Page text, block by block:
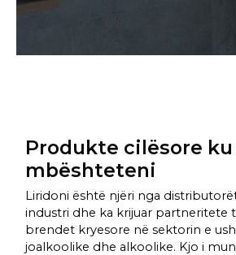
Produkte cilësore
mbështeteni
Liridoni është njëri nga
industri dhe ka krijuar partneritete
brendet kryesore në sektorin e
joalkoolike dhe alkoolike. Kjo i